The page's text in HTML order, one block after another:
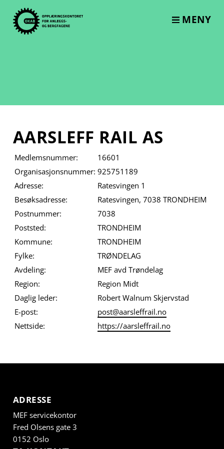
content
MENY
AARSLEFF RAIL AS
Medlemsnummer:
16601
Organisasjonsnummer: 925751189
Adresse:
Ratesvingen 1
Besøksadresse:
Ratesvingen, 7038 TRONDHEIM
Postnummer:
7038
Poststed:
TRONDHEIM
Kommune:
TRONDHEIM
Fylke:
TRØNDELAG
Avdeling:
MEF avd Trøndelag
Region:
Region Midt
Daglig leder:
Robert Walnum Skjervstad
E-post:
post@aarsleffrail.no
Nettside:
https://aarsleffrail.no
ADRESSE
MEF servicekontor
Fred Olsens gate 3
0152 Oslo